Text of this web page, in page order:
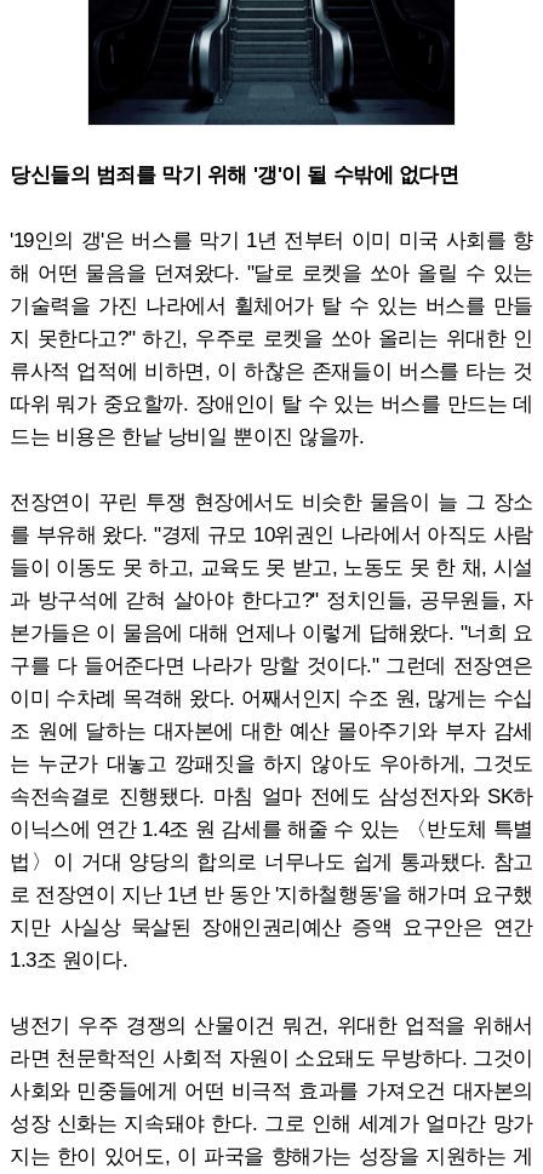
당신들의 범죄를 막기 위해 '갱'이 될 수밖에 없다면
'19인의 갱'은 버스를 막기 1년 전부터 이미 미국 사회를 향
해 어떤 물음을 던져왔다. "달로 로켓을 쏘아 올릴 수 있는
기술력을 가진 나라에서 휠체어가 탈 수 있는 버스를 만들
지 못한다고?" 하긴, 우주로 로켓을 쏘아 올리는 위대한 인
류사적 업적에 비하면, 이 하찮은 존재들이 버스를 타는 것
따위 뭐가 중요할까. 장애인이 탈 수 있는 버스를 만드는 데
드는 비용은 한낱 낭비일 뿐이진 않을까.
전장연이 꾸린 투쟁 현장에서도 비슷한 물음이 늘 그 장소
를 부유해 왔다. "경제 규모 10위권인 나라에서 아직도 사람
들이 이동도 못 하고, 교육도 못 받고, 노동도 못 한 채, 시설
과 방구석에 갇혀 살아야 한다고?" 정치인들, 공무원들, 자
본가들은 이 물음에 대해 언제나 이렇게 답해왔다. "너희 요
구를 다 들어준다면 나라가 망할 것이다." 그런데 전장연은
이미 수차례 목격해 왔다. 어째서인지 수조 원, 많게는 수십
조 원에 달하는 대자본에 대한 예산 몰아주기와 부자 감세
는 누군가 대놓고 깡패짓을 하지 않아도 우아하게, 그것도
속전속결로 진행됐다. 마침 얼마 전에도 삼성전자와 SK하
이닉스에 연간 1.4조 원 감세를 해줄 수 있는 〈반도체 특별
법〉이 거대 양당의 합의로 너무나도 쉽게 통과됐다. 참고
로 전장연이 지난 1년 반 동안 '지하철행동'을 해가며 요구했
지만 사실상 묵살된 장애인권리예산 증액 요구안은 연간
1.3조 원이다.
냉전기 우주 경쟁의 산물이건 뭐건, 위대한 업적을 위해서
라면 천문학적인 사회적 자원이 소요돼도 무방하다. 그것이
사회와 민중들에게 어떤 비극적 효과를 가져오건 대자본의
성장 신화는 지속돼야 한다. 그로 인해 세계가 얼마간 망가
지는 한이 있어도, 이 파국을 향해가는 성장을 지원하는 게